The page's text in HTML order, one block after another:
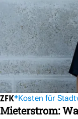
Kosten für
Mieterstrom: